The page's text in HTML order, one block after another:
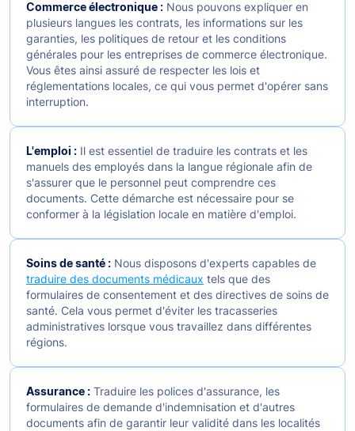
Commerce électronique : Nous pouvons expliquer en
plusieurs langues les contrats, les informations sur les
garanties, les politiques de retour et les conditions
générales pour les entreprises de commerce électronique.
Vous êtes ainsi assuré de respecter les lois et
réglementations locales, ce qui vous permet d'opérer sans
interruption.
L'emploi : Il est essentiel de traduire les contrats et les
manuels des employés dans la langue régionale afin de
s'assurer que le personnel peut comprendre ces
documents. Cette démarche est nécessaire pour se
conformer à la législation locale en matière d'emploi.
Soins de santé : Nous disposons d'experts capables de
traduire des documents médicaux tels que des
formulaires de consentement et des directives de soins de
santé. Cela vous permet d'éviter les tracasseries
administratives lorsque vous travaillez dans différentes
régions.
Assurance : Traduire les polices d'assurance, les
formulaires de demande d'indemnisation et d'autres
documents afin de garantir leur validité dans les localités